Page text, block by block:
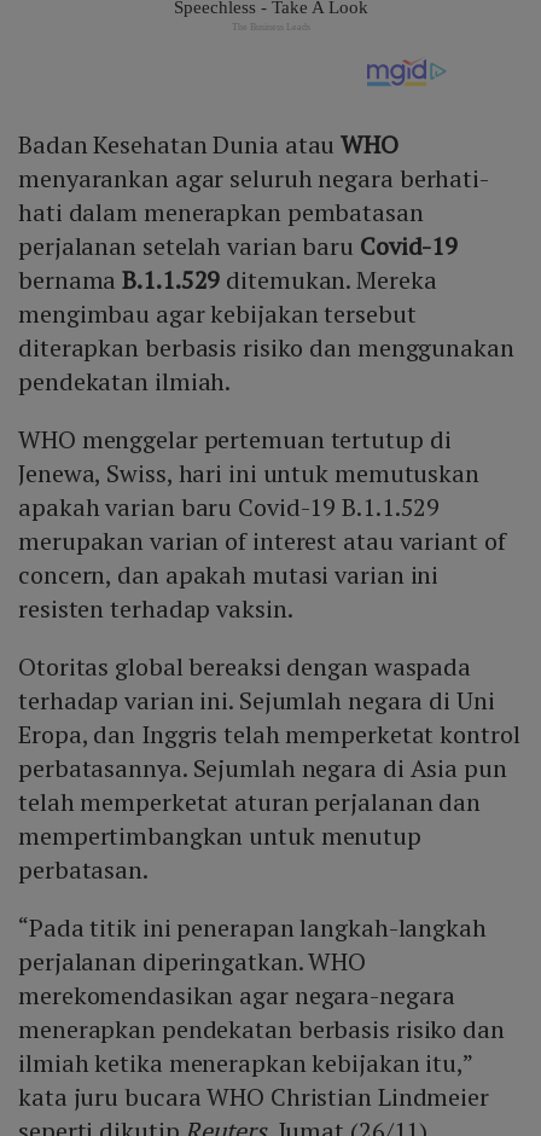
Badan Kesehatan Dunia atauWHO
menyarankan agar seluruh negara berhati-
hati dalam menerapkan pembatasan
perjalanan setelah varian baru Covid-19
bernamaB.1.1.529 ditemukan. Mereka
mengimbau agar kebijakan tersebut
diterapkan berbasis risiko dan menggunakan
pendekatan ilmiah.
WHO menggelar pertemuan tertutup di
Jenewa, Swiss, hari ini untuk memutuskan
apakah varian baru Covid-19 B.1.1.529
merupakan varian of interest atau variant of
concern, dan apakah mutasi varian ini
resisten terhadap vaksin.
Otoritas global bereaksi dengan waspada
terhadap varian ini. Sejumlah negara di Uni
Eropa, dan Inggris telah memperketat kontrol
perbatasannya. Sejumlah negara di Asia pun
telah memperketat aturan perjalanan dan
mempertimbangkan untuk menutup
perbatasan.
“Pada titik ini penerapan langkah-langkah
perjalanan diperingatkan. WHO
merekomendasikan agar negara-negara
menerapkan pendekatan berbasis risiko dan
ilmiah ketika menerapkan kebijakan itu,”
kata juru bucara WHO Christian Lindmeier